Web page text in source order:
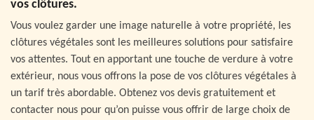
vos clôtures.
Vous voulez garder une image naturelle à votre propriété, les
clôtures végétales sont les meilleures solutions pour satisfaire
vos attentes. Tout en apportant une touche de verdure à votre
extérieur, nous vous offrons la pose de vos clôtures végétales à
un tarif très abordable. Obtenez vos devis gratuitement et
contacter nous pour qu’on puisse vous offrir de large choix de